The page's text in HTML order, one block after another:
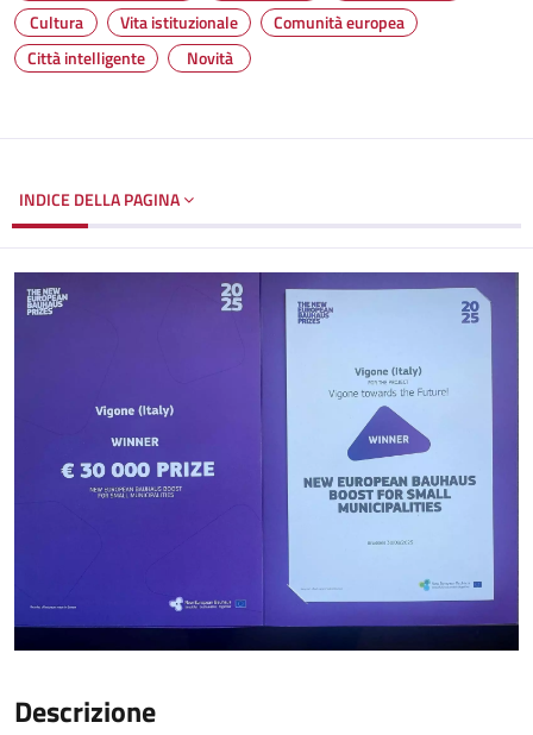
Cultura
Vita istituzionale
Comunità europea
Città intelligente
Novità
INDICE DELLA PAGINA
Descrizione